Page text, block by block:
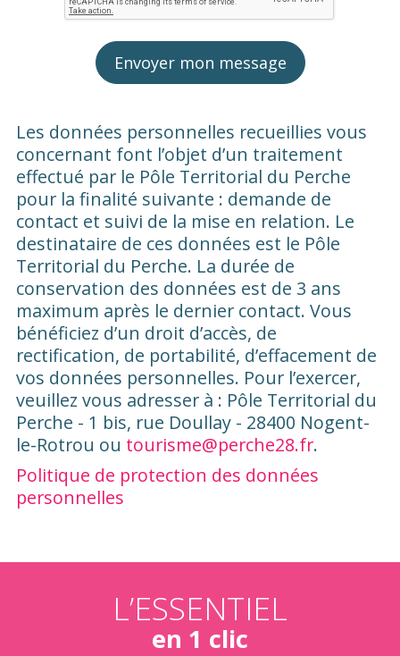
Envoyer mon message
Les données personnelles recueillies vous
concernant font l’objet d’un traitement
effectué par le Pôle Territorial du Perche
pour la finalité suivante : demande de
contact et suivi de la mise en relation. Le
destinataire de ces données est le Pôle
Territorial du Perche. La durée de
conservation des données est de 3 ans
maximum après le dernier contact. Vous
bénéficiez d’un droit d’accès, de
rectification, de portabilité, d’effacement de
vos données personnelles. Pour l’exercer,
veuillez vous adresser à : Pôle Territorial du
Perche - 1 bis, rue Doullay - 28400 Nogent-
le-Rotrou ou tourisme@perche28.fr.
Politique de protection des données
personnelles
L’ESSENTIEL
en 1 clic